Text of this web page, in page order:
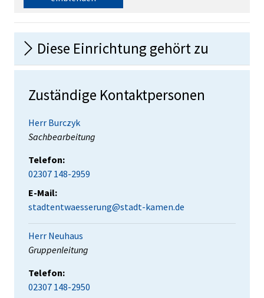
Diese Einrichtung gehört zu
Zuständige Kontaktpersonen
Herr Burczyk
Position:
Sachbearbeitung
Telefon:
02307 148-2959
E-Mail:
stadtentwaesserung@stadt-kamen.de
Herr Neuhaus
Position:
Gruppenleitung
Telefon:
02307 148-2950